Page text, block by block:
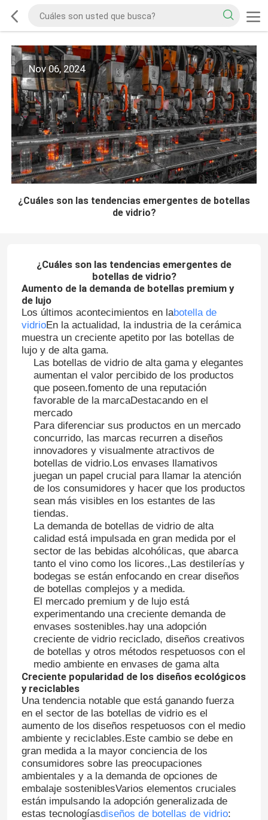
Nov 06, 2024
¿Cuáles son las tendencias emergentes de botellas
de vidrio?
¿Cuáles son las tendencias emergentes de
botellas de vidrio?
Aumento de la demanda de botellas premium y
de lujo
Los últimos acontecimientos en labotella de
vidrioEn la actualidad, la industria de la cerámica
muestra un creciente apetito por las botellas de
lujo y de alta gama.
Las botellas de vidrio de alta gama y elegantes
aumentan el valor percibido de los productos
que poseen.fomento de una reputación
favorable de la marcaDestacando en el
mercado
Para diferenciar sus productos en un mercado
concurrido, las marcas recurren a diseños
innovadores y visualmente atractivos de
botellas de vidrio.Los envases llamativos
juegan un papel crucial para llamar la atención
de los consumidores y hacer que los productos
sean más visibles en los estantes de las
tiendas.
La demanda de botellas de vidrio de alta
calidad está impulsada en gran medida por el
sector de las bebidas alcohólicas, que abarca
tanto el vino como los licores.,Las destilerías y
bodegas se están enfocando en crear diseños
de botellas complejos y a medida.
El mercado premium y de lujo está
experimentando una creciente demanda de
envases sostenibles.hay una adopción
creciente de vidrio reciclado, diseños creativos
de botellas y otros métodos respetuosos con el
medio ambiente en envases de gama alta
Creciente popularidad de los diseños ecológicos
y reciclables
Una tendencia notable que está ganando fuerza
en el sector de las botellas de vidrio es el
aumento de los diseños respetuosos con el medio
ambiente y reciclables.Este cambio se debe en
gran medida a la mayor conciencia de los
consumidores sobre las preocupaciones
ambientales y a la demanda de opciones de
embalaje sosteniblesVarios elementos cruciales
están impulsando la adopción generalizada de
estas tecnologíasdiseños de botellas de vidrio: